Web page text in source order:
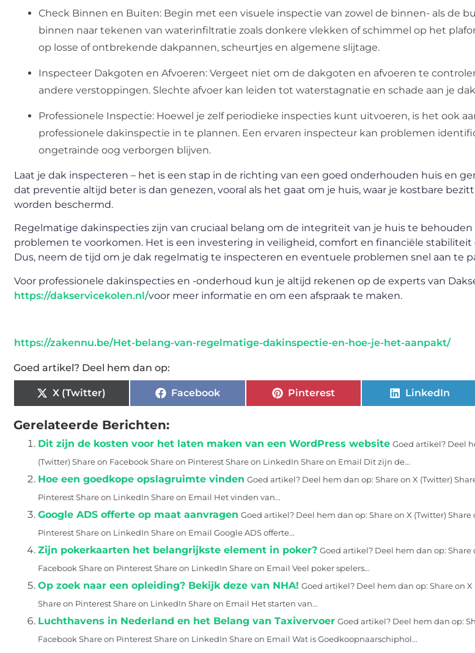
Check Binnen en Buiten: Begin met een visuele inspectie van zowel de binnen- als de
binnen naar tekenen van waterinfiltratie zoals donkere vlekken of schimmel op het
op losse of ontbrekende dakpannen, scheurtjes en algemene slijtage.
Inspecteer Dakgoten en Afvoeren: Vergeet niet om de dakgoten en afvoeren te
andere verstoppingen. Slechte afvoer kan leiden tot waterstagnatie en schade aan je
Professionele Inspectie: Hoewel je zelf periodieke inspecties kunt uitvoeren, is het ook
professionele dakinspectie in te plannen. Een ervaren inspecteur kan problemen
ongetrainde oog verborgen blijven.
Laat je dak inspecteren – het is een stap in de richting van een goed onderhouden huis en
dat preventie altijd beter is dan genezen, vooral als het gaat om je huis, waar je kostbare
worden beschermd.
Regelmatige dakinspecties zijn van cruciaal belang om de integriteit van je huis te
problemen te voorkomen. Het is een investering in veiligheid, comfort en financiële
Dus, neem de tijd om je dak regelmatig te inspecteren en eventuele problemen snel aan te
Voor professionele dakinspecties en -onderhoud kun je altijd rekenen op de experts van
https://dakservicekolen.nl/voor meer informatie en om een afspraak te maken.
https://zakennu.be/Het-belang-van-regelmatige-dakinspectie-en-hoe-je-het-aanpakt/
Goed artikel? Deel hem dan op:
X (Twitter) Facebook Pinterest LinkedIn
Gerelateerde Berichten:
Dit zijn de kosten voor het laten maken van een WordPress website Goed artikel? Deel
(Twitter) Share on Facebook Share on Pinterest Share on LinkedIn Share on Email Dit zijn de...
Hoe een goedkope opslagruimte vinden Goed artikel? Deel hem dan op: Share on X (Twitter)
Pinterest Share on LinkedIn Share on Email Het vinden van...
Google ADS offerte op maat aanvragen Goed artikel? Deel hem dan op: Share on X (Twitter) Share
Pinterest Share on LinkedIn Share on Email Google ADS offerte...
Zijn pokerkaarten het belangrijkste element in poker? Goed artikel? Deel hem dan op: Share
Facebook Share on Pinterest Share on LinkedIn Share on Email Veel poker spelers...
Op zoek naar een opleiding? Bekijk deze van NHA! Goed artikel? Deel hem dan op: Share on
Share on Pinterest Share on LinkedIn Share on Email Het starten van...
Luchthavens in Nederland en het Belang van Taxivervoer Goed artikel? Deel hem dan op:
Facebook Share on Pinterest Share on LinkedIn Share on Email Wat is Goedkoopnaarschiphol...